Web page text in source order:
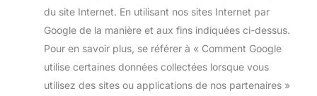
du site Internet. En utilisant nos sites Internet par
Google de la manière et aux fins indiquées ci-dessus.
Pour en savoir plus, se référer à « Comment Google
utilise certaines données collectées lorsque vous
utilisez des sites ou applications de nos partenaires »